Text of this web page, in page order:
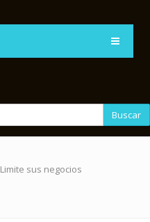
Buscar
Limite sus negocios